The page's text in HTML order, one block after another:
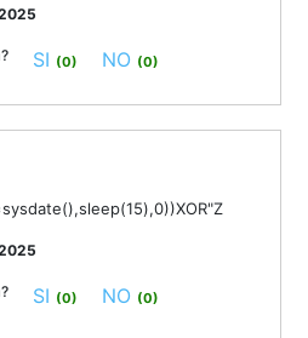
SI (0) NO (0)
SI (0) NO (0)